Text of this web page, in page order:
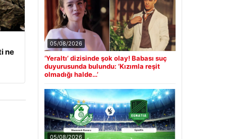
ne
05/08/2026
‘Yeraltı’ dizisinde şok olay! Babası suç
duyurusunda bulundu: ‘Kızımla reşit
olmadığı halde…’
05/08/2026